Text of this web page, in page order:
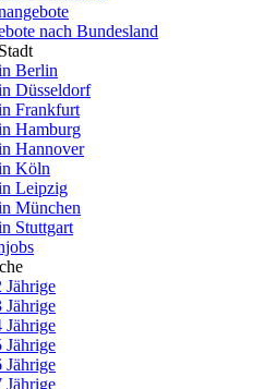
nach Bundesland
Berlin
Düsseldorf
Frankfurt
Hamburg
Hannover
Köln
Leipzig
München
Stuttgart
Jährige
Jährige
Jährige
Jährige
Jährige
Jährige